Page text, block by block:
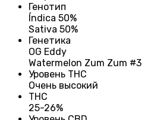
Генотип
Índica 50%
Sativa 50%
Генетика
OG Eddy
Watermelon Zum Zum #3
Уровень THC
Очень высокий
THC
25-26%